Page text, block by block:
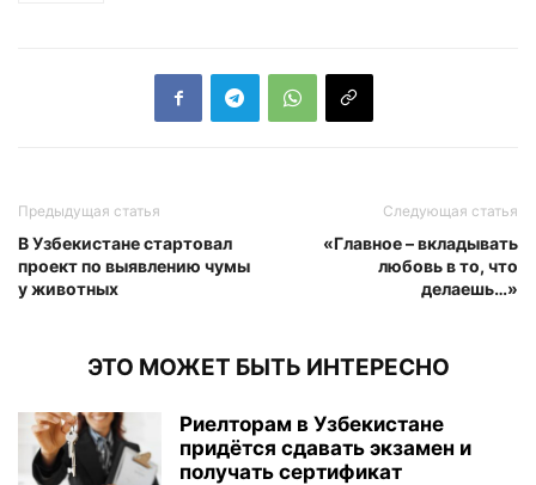
Предыдущая статья
В Узбекистане стартовал
проект по выявлению чумы
у животных
Следующая статья
«Главное – вкладывать
любовь в то, что
делаешь…»
ЭТО МОЖЕТ БЫТЬ ИНТЕРЕСНО
Риелторам в Узбекистане
придётся сдавать экзамен и
получать сертификат